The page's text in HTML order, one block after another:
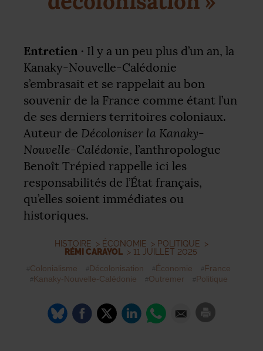
Entretien · Il y a un peu plus d’un an, la
Kanaky-Nouvelle-Calédonie
s’embrasait et se rappelait au bon
souvenir de la France comme étant l’un
de ses derniers territoires coloniaux.
Auteur de Décoloniser la Kanaky-
Nouvelle-Calédonie, l’anthropologue
Benoît Trépied rappelle ici les
responsabilités de l’État français,
qu’elles soient immédiates ou
historiques.
HISTOIRE > ÉCONOMIE > POLITIQUE >
RÉMI CARAYOL > 11 JUILLET 2025
Colonialisme Décolonisation Économie
France
Kanaky-Nouvelle-Calédonie
Outremer Politique